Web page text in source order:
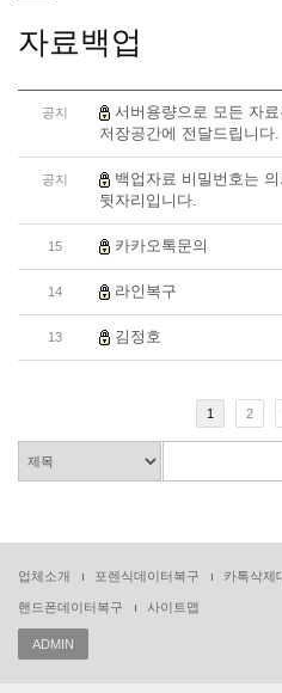
자료백업
공지
서버용량으로 모든 자
저장공간에 전달드립니다.
공지
백업자료 비밀번호는
뒷자리입니다.
15 카카오톡문의
14 라인복구
13 김정호
1 2
업체소개 포렌식데이터복구 카톡삭제
핸드폰데이터복구 사이트맵
ADMIN